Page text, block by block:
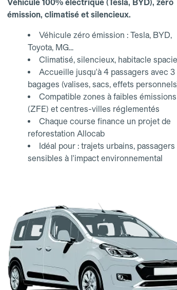
Véhicule 100% électrique (Tesla, BYD), zéro
émission, climatisé et silencieux.
Véhicule zéro émission : Tesla, BYD,
Toyota, MG...
Climatisé, silencieux, habitacle
Accueille jusqu'à 4 passagers avec 3
bagages (valises, sacs, effets
Compatible zones à faibles émissions
(ZFE) et centres-villes réglementés
Chaque course finance un projet de
reforestation Allocab
Idéal pour : trajets urbains, passagers
sensibles à l'impact environnemental